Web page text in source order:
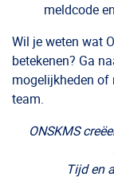
meldcode
Wil je weten wat
betekenen? Ga
mogelijkheden of
team.
ONSKMS
Tijd en